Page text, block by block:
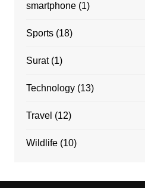
smartphone(1)
Sports(18)
Surat(1)
Technology(13)
Travel (12)
Wildlife(10)